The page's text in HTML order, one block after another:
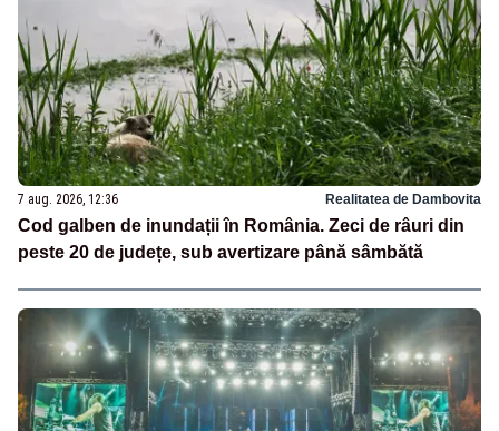
7 aug. 2026, 12:36 Realitatea de Dambovita
Cod galben de inundații în România. Zeci de râuri din
peste 20 de județe, sub avertizare până sâmbătă